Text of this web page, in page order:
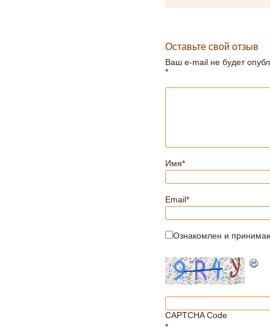
Оставьте свой отзыв
Ваш e-mail не будет
*
Имя*
Email*
Ознакомлен и
CAPTCHA Code
*